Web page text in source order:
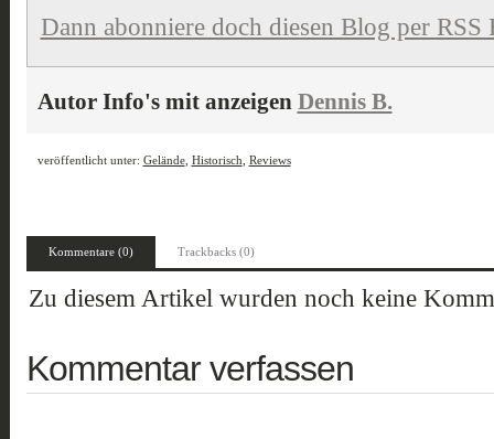
Dann abonniere doch diesen Blog per RSS
Autor Info's mit anzeigen Dennis B.
veröffentlicht unter: Gelände, Historisch Reviews
Kommentare (0) Trackbacks (0)
Zu diesem Artikel wurden noch keine
Kommentar verfassen